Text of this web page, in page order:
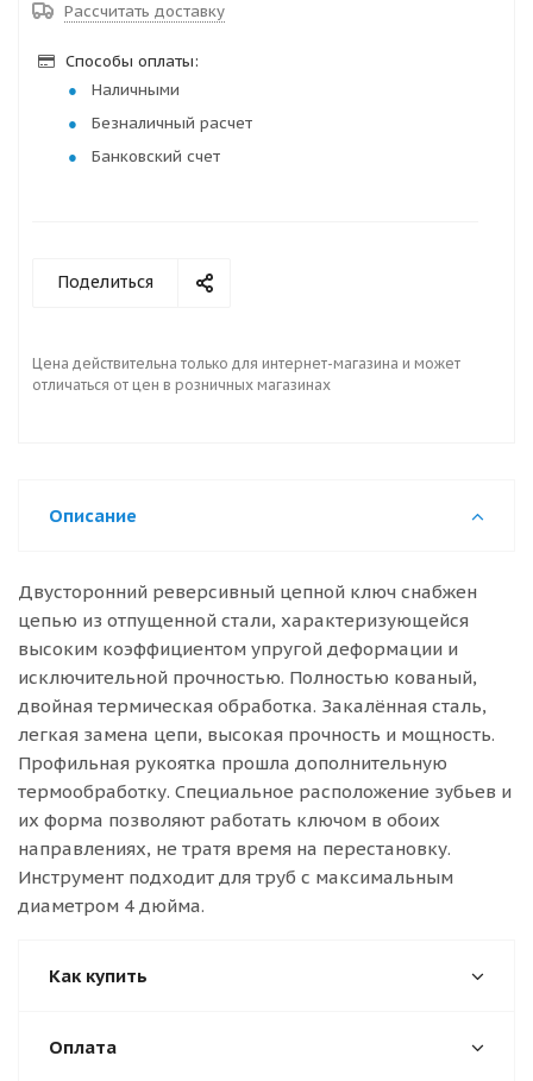
Рассчитать доставку
Способы оплаты:
Наличными
Безналичный расчет
Банковский счет
Поделиться
Цена действительна только для интернет-магазина и может
отличаться от цен в розничных магазинах
Описание
Двусторонний реверсивный цепной ключ снабжен
цепью из отпущенной стали, характеризующейся
высоким коэффициентом упругой деформации и
исключительной прочностью. Полностью кованый,
двойная термическая обработка. Закалённая сталь,
легкая замена цепи, высокая прочность и мощность.
Профильная рукоятка прошла дополнительную
термообработку. Специальное расположение зубьев и
их форма позволяют работать ключом в обоих
направлениях, не тратя время на перестановку.
Инструмент подходит для труб с максимальным
диаметром 4 дюйма.
Как купить
Оплата